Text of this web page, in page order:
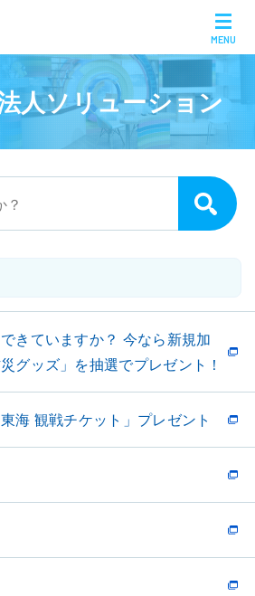
MENU
人ソリューション
きていますか？ 今なら新規加
グッズ」を抽選でプレゼント！
海 観戦チケット」プレゼント